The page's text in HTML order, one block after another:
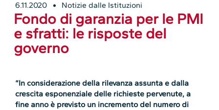
6.11.2020 Notizie dalle Istituzioni
Fondo di garanzia per le PMI
e sfratti: le risposte del
governo
“In considerazione della rilevanza assunta e dalla
crescita esponenziale delle richieste pervenute, a
fine anno è previsto un incremento del numero di